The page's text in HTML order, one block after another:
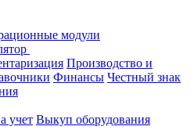
модули
Производство и
Финансы Честный знак
учет Выкуп оборудования